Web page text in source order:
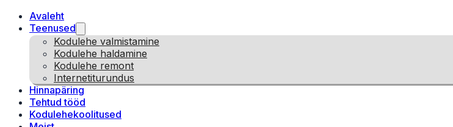
Avaleht
Teenused
Kodulehe valmistamine
Kodulehe haldamine
Kodulehe remont
Internetiturundus
Hinnapäring
Tehtud tööd
Kodulehekoolitused